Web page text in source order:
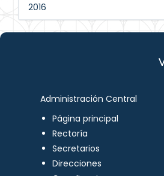
2016
Administración Central
Página principal
Rectoría
Secretarios
Direcciones